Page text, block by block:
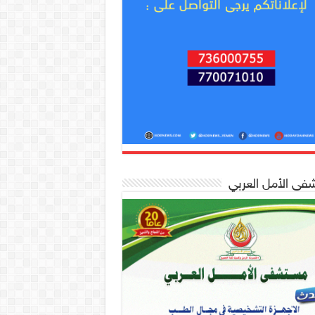
الأمل العربي